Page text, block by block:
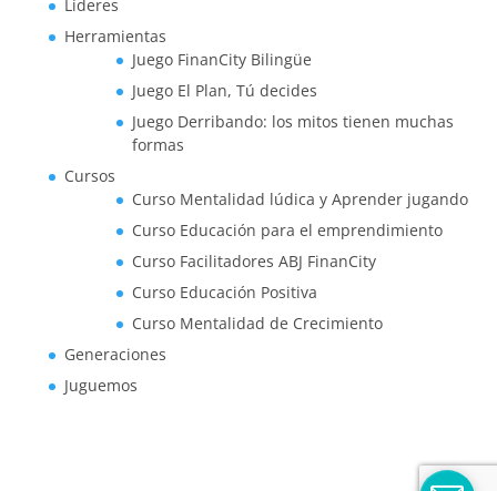
Líderes
Herramientas
Juego FinanCity Bilingüe
Juego El Plan, Tú decides
Juego Derribando: los mitos tienen muchas
formas
Cursos
Curso Mentalidad lúdica y Aprender jugando
Curso Educación para el emprendimiento
Curso Facilitadores ABJ FinanCity
Curso Educación Positiva
Curso Mentalidad de Crecimiento
Generaciones
Juguemos